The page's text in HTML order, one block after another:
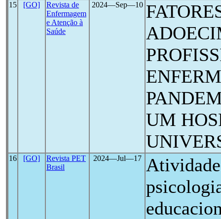
15 [GO]
Revista de
Enfermagem
e Atenção à
Saúde
2024―Sep―10
UM
16 [GO]
Revista PET
Brasil
2024―Jul―17